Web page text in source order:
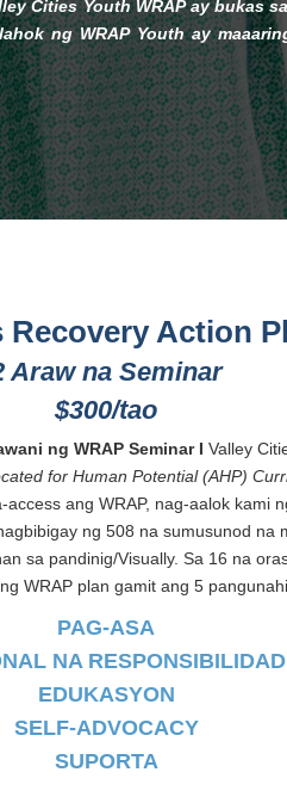
Cities Youth WRAP ay bukas
ng WRAP Youth ay
Recovery Action
Araw na Seminar
$300/tao
ng WRAP Seminar I Valley
for Human Potential (AHP)
ang WRAP, nag-aalok kami
ng 508 na sumusunod na
sa pandinig/Visually. Sa 16 na
WRAP plan gamit ang 5
PAG-ASA
NA RESPONSIBILIDAD
EDUKASYON
SELF-ADVOCACY
SUPORTA